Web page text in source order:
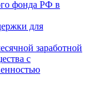
фонда РФ в
для
заработной
с